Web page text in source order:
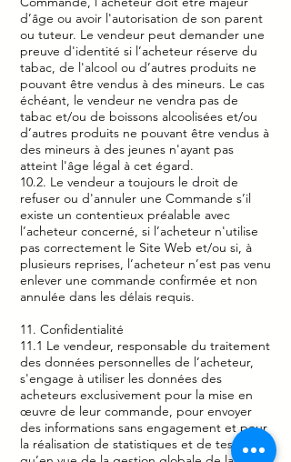
d’âge ou avoir l'autorisation de son parent
ou tuteur. Le vendeur peut demander une
preuve d'identité si l’acheteur réserve du
tabac, de l'alcool ou d’autres produits ne
pouvant être vendus à des mineurs. Le cas
échéant, le vendeur ne vendra pas de
tabac et/ou de boissons alcoolisées et/ou
d’autres produits ne pouvant être vendus à
des mineurs à des jeunes n'ayant pas
atteint l'âge légal à cet égard.
10.2. Le vendeur a toujours le droit de
refuser ou d'annuler une Commande s’il
existe un contentieux préalable avec
l’acheteur concerné, si l’acheteur n'utilise
pas correctement le Site Web et/ou si, à
plusieurs reprises, l’acheteur n’est pas venu
enlever une commande confirmée et non
annulée dans les délais requis.
11. Confidentialité
11.1 Le vendeur, responsable du traitement
des données personnelles de l’acheteur,
s'engage à utiliser les données des
acheteurs exclusivement pour la mise en
œuvre de leur commande, pour envoyer
des informations sans engagement et pour
la réalisation de statistiques et de tests ainsi